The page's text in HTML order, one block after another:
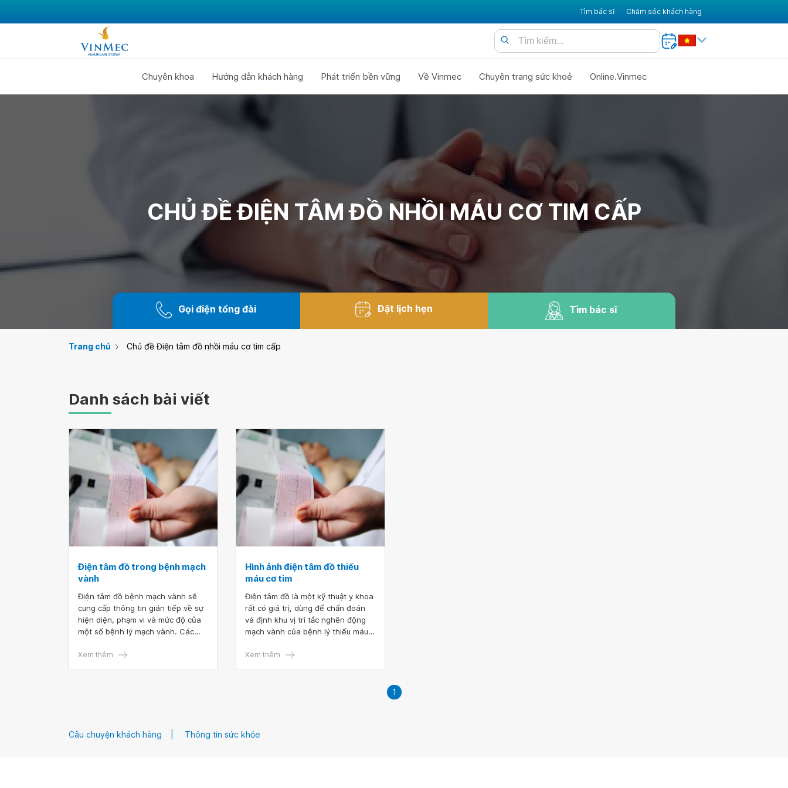
Tìm bác sĩ Chăm sóc khách hàng
Chuyên khoa Hướng dẫn khách hàng Phát triển bền vững Về Vinmec Chuyên trang sức khoẻ Online.Vinmec
CHỦ ĐỀ ĐIỆN TÂM ĐỒ NHỒI MÁU CƠ TIM CẤP
Gọi điện tổng đài Đặt lịch hẹn Tìm bác sĩ
Trang chủ Chủ đề Điện tâm đồ nhồi máu cơ tim cấp
Danh sách bài viết
Điện tâm đồ trong bệnh mạch
vành
Điện tâm đồ bệnh mạch vành sẽ
cung cấp thông tin gián tiếp về sự
hiện diện, phạm vi và mức độ của
một số bệnh lý mạch vành. Các
được sự thay đổi của đoạn ST cung
Xem thêm
Hình ảnh điện tâm đồ thiếu
máu cơ tim
Điện tâm đồ là một kỹ thuật y khoa
rất có giá trị, dùng để chẩn đoán
và định khu vị trí tắc nghẽn động
mạch vành của bệnh lý thiếu máu
đóng vai trò quan trọng trong quá
Xem thêm
1
Câu chuyện khách hàng Thông tin sức khỏe